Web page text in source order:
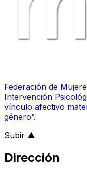
Federación de
Intervención
vínculo afectivo
género”.
Subir ▲
Dirección